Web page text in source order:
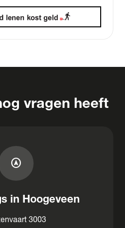
vragen heeft
assistant_navigation
in Hoogeveen
3003